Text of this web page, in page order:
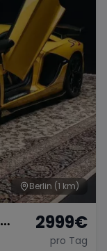
Jaguar
Dodge
Aston Martin
Maserati
Berlin (1 km)
2999€
pro Tag